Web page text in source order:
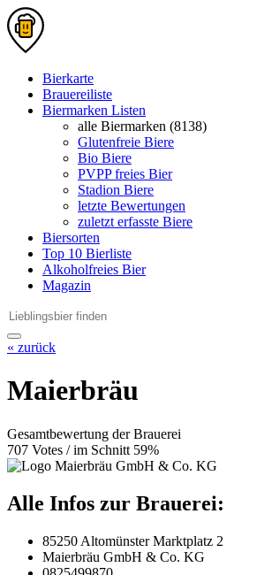
Bierkarte
Brauereiliste
Biermarken Listen
alle Biermarken (8138)
Glutenfreie Biere
Bio Biere
PVPP freies Bier
Stadion Biere
letzte Bewertungen
zuletzt erfasste Biere
Biersorten
Top 10 Bierliste
Alkoholfreies Bier
Magazin
« zurück
Maierbräu
Gesamtbewertung der Brauerei
707 Votes / im Schnitt 59%
Alle Infos zur Brauerei:
85250 Altomünster Marktplatz 2
Maierbräu GmbH & Co. KG